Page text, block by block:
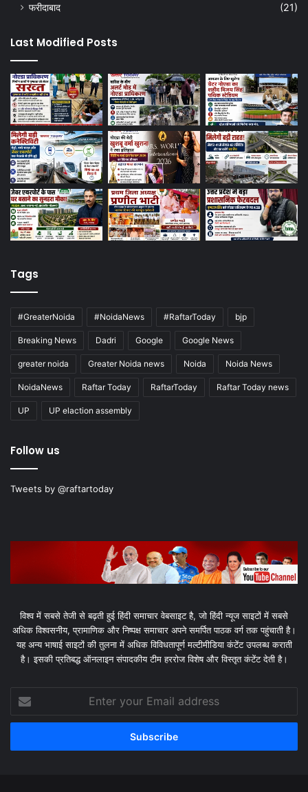
फरीदाबाद
(21)
Last Modified Posts
Tags
#GreaterNoida #NoidaNews #RaftarToday bjp
Breaking News Dadri Google Google News
greater noida Greater Noida news Noida Noida News
NoidaNews Raftar Today RaftarToday Raftar Today news
UP UP elaction assembly
Follow us
Tweets by @raftartoday
विश्व में सबसे तेजी से बढ़ती हुई हिंदी समाचार वेबसाइट है, जो हिंदी न्यूज साइटों में सबसे
अधिक विश्वसनीय, प्रामाणिक और निष्पक्ष समाचार अपने समर्पित पाठक वर्ग तक पहुंचाती है।
यह अन्य भाषाई साइटों की तुलना में अधिक विविधतापूर्ण मल्टीमीडिया कंटेंट उपलब्ध कराती
है। इसकी प्रतिबद्ध ऑनलाइन संपादकीय टीम हररोज विशेष और विस्तृत कंटेंट देती है।
your
Email